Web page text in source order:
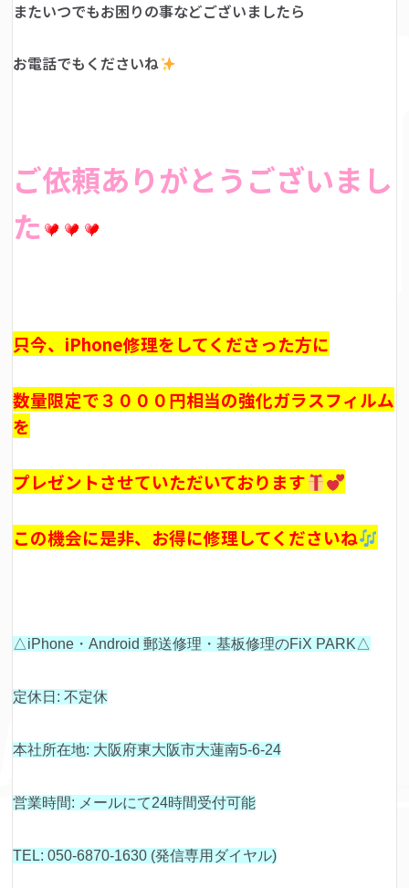
またいつでもお困りの事などございましたら
お電話でもくださいね
ご依頼ありがとうございまし
た
只今、iPhone修理をしてくださった方に
数量限定で３０００円相当の強化ガラスフィルム
を
プレゼントさせていただいております
この機会に是非、お得に修理してくださいね
△iPhone・Android 郵送修理・基板修理のFiX PARK△
定休日: 不定休
本社所在地: 大阪府東大阪市大蓮南5-6-24
営業時間: メールにて24時間受付可能
TEL: 050-6870-1630 (発信専用ダイヤル)